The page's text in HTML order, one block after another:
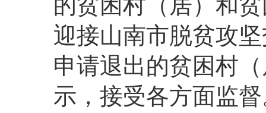
的贫困村（居）和
迎接山南市脱贫攻
申请退出的贫困村
示，接受各方面监